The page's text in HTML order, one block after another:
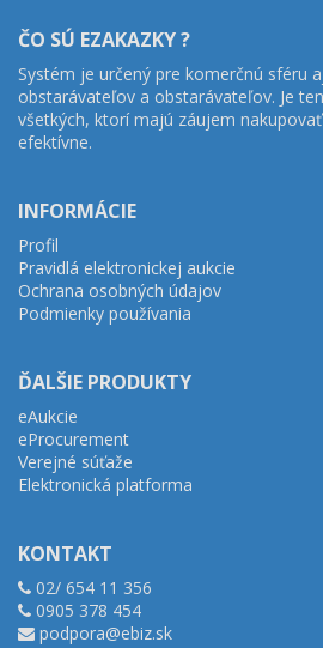
ČO SÚ EZAKAZKY ?
Systém je určený pre komerčnú sféru
obstarávateľov a obstarávateľov. Je
všetkých, ktorí majú záujem
efektívne.
INFORMÁCIE
Profil
Pravidlá elektronickej aukcie
Ochrana osobných údajov
Podmienky používania
ĎALŠIE PRODUKTY
eAukcie
eProcurement
Verejné súťaže
Elektronická platforma
KONTAKT
02/ 654 11 356
0905 378 454
podpora@ebiz.sk